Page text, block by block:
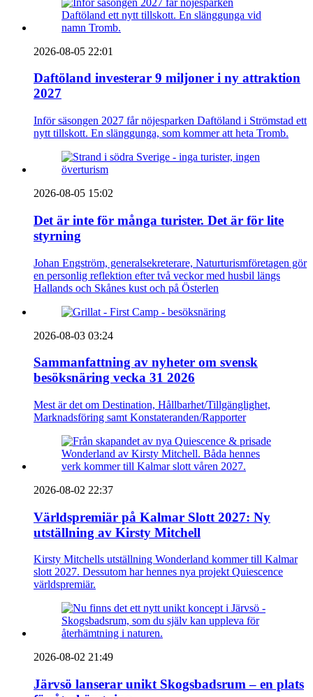
2026-08-05 22:01
Daftöland investerar 9 miljoner i ny attraktion
2027
Inför säsongen 2027 får nöjesparken Daftöland i Strömstad ett
nytt tillskott. En slänggunga, som kommer att heta Tromb.
2026-08-05 15:02
Det är inte för många turister. Det är för lite
styrning
Johan Engström, generalsekreterare, Naturturismföretagen gör
en personlig reflektion efter två veckor med husbil längs
Hallands och Skånes kust och på Österlen
2026-08-03 03:24
Sammanfattning av nyheter om svensk
besöksnäring vecka 31 2026
Mest är det om Destination, Hållbarhet/Tillgänglighet,
Marknadsföring samt Konstateranden/Rapporter
2026-08-02 22:37
Världspremiär på Kalmar Slott 2027: Ny
utställning av Kirsty Mitchell
Kirsty Mitchells utställning Wonderland kommer till Kalmar
slott 2027. Dessutom har hennes nya projekt Quiescence
världspremiär.
2026-08-02 21:49
Järvsö lanserar unikt Skogsbadsrum – en plats